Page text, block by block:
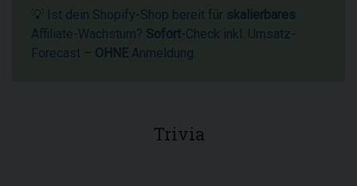
💡 Ist dein Shopify-Shop bereit für skalierbares
Affiliate-Wachstum? Sofort-Check inkl. Umsatz-
Forecast – OHNE Anmeldung.
Trivia